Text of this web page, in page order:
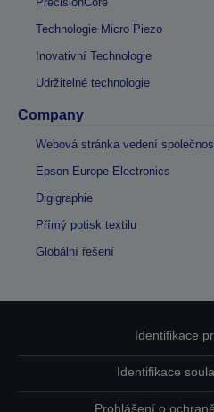
Technologie Micro Piezo
Inovativní Technologie
Udržitelné technologie
Company
Webová stránka vedení
Epson Europe Electronics
Digigraphie
Přímý potisk textilu
Globální řešení
Identifikace
Identifikace
Prohlášení o